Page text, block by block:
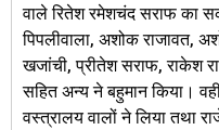
वाले रितेश रमेशचंद सराफ
पिपलीवाला, अशोक राजावत,
खजांची, प्रीतेश सराफ, राकेश
सहित अन्य ने बहुमान किया।
वस्त्रालय वालों ने लिया तथा